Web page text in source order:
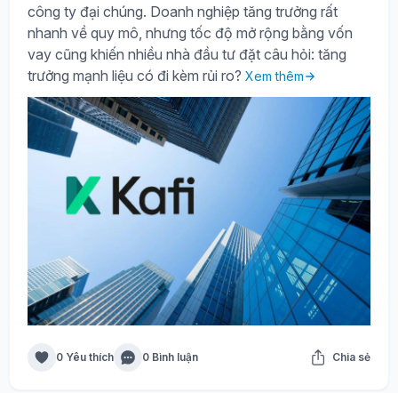
công ty đại chúng. Doanh nghiệp tăng trưởng rất
nhanh về quy mô, nhưng tốc độ mở rộng bằng vốn
vay cũng khiến nhiều nhà đầu tư đặt câu hỏi: tăng
trưởng mạnh liệu có đi kèm rủi ro? Xem thêm
0 Yêu thích 0 Bình luận Chia sẻ